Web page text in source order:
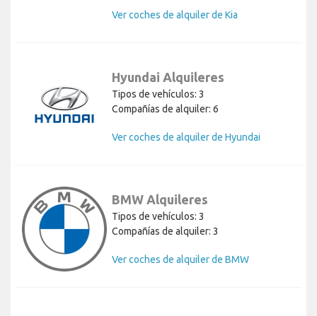
Ver coches de alquiler de Kia
Hyundai Alquileres
Tipos de vehículos: 3
Compañías de alquiler: 6
Ver coches de alquiler de Hyundai
BMW Alquileres
Tipos de vehículos: 3
Compañías de alquiler: 3
Ver coches de alquiler de BMW